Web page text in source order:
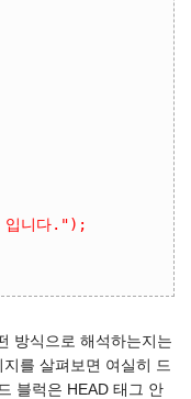
니다.");
방식으로 해석하는지는
를 살펴보면 여실히 드
블럭은 HEAD 태그 안